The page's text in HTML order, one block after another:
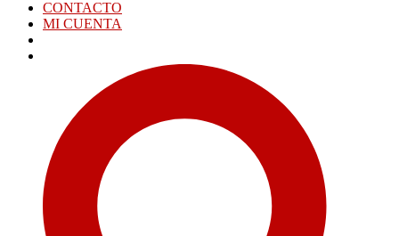
CONTACTO
MI CUENTA